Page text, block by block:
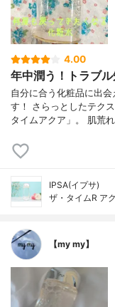
4.00
年中潤う！トラブ
自分に合う化粧品に出
す！ さらっとしたテク
タイムアクア」。 肌荒
IPSA(イプサ)
ザ・タイムR ア
【my my】